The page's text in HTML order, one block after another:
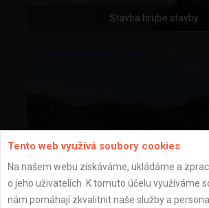
Stavba hrubé stavby
Tento web využívá soubory cookies
Na našem webu získáváme, ukládáme a
o jeho uživatelích. K tomuto účelu využíváme
nám pomáhají zkvalitnit naše služby a